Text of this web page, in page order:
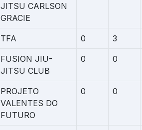
JITSU CARLSON
GRACIE
TFA 0 3
FUSION JIU-
JITSU CLUB
0 0
PROJETO
VALENTES DO
FUTURO
0 0